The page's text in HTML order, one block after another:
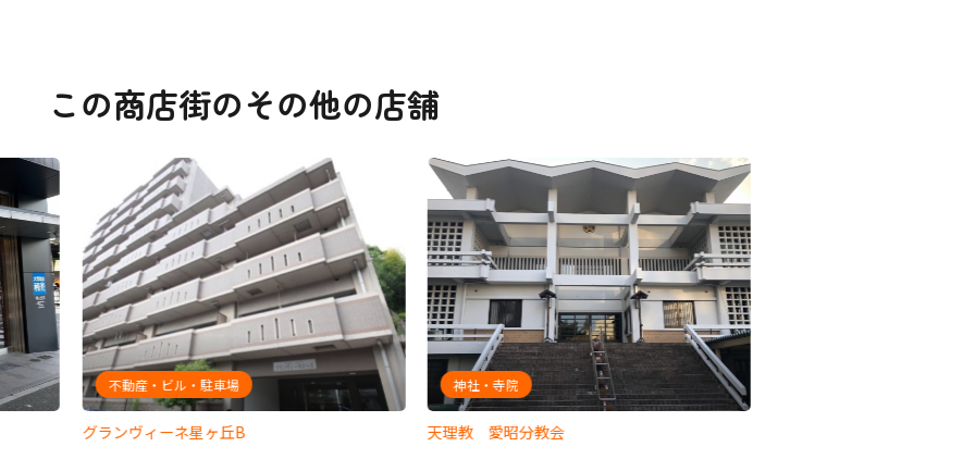
この商店街のその他の店舗
グランヴィーネ星ヶ丘B
不動産・ビル・駐車場
天理教 愛昭分教会
神社・寺院